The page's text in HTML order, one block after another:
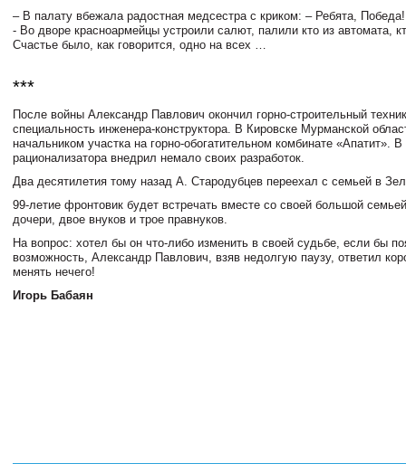
– В палату вбежала радостная медсестра с криком: – Ребята,
- Во дворе красноармейцы устроили салют, палили кто из автомата,
Счастье было, как говорится, одно на всех …
***
После войны Александр Павлович окончил горно-строительный
специальность инженера-конструктора. В Кировске Мурманской
начальником участка на горно-обогатительном комбинате «Апатит». В
рационализатора внедрил немало своих разработок.
Два десятилетия тому назад А. Стародубцев переехал с семьей в
99-летие фронтовик будет встречать вместе со своей большой
дочери, двое внуков и трое правнуков.
На вопрос: хотел бы он что-либо изменить в своей судьбе, если бы
возможность, Александр Павлович, взяв недолгую паузу, ответил
менять нечего!
Игорь Бабаян